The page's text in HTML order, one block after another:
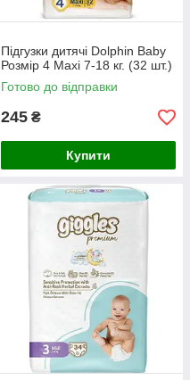
Підгузки дитячі Dolphin Baby
Розмір 4 Maxi 7-18 кг. (32 шт.)
Готово до відправки
245 ₴
Купити